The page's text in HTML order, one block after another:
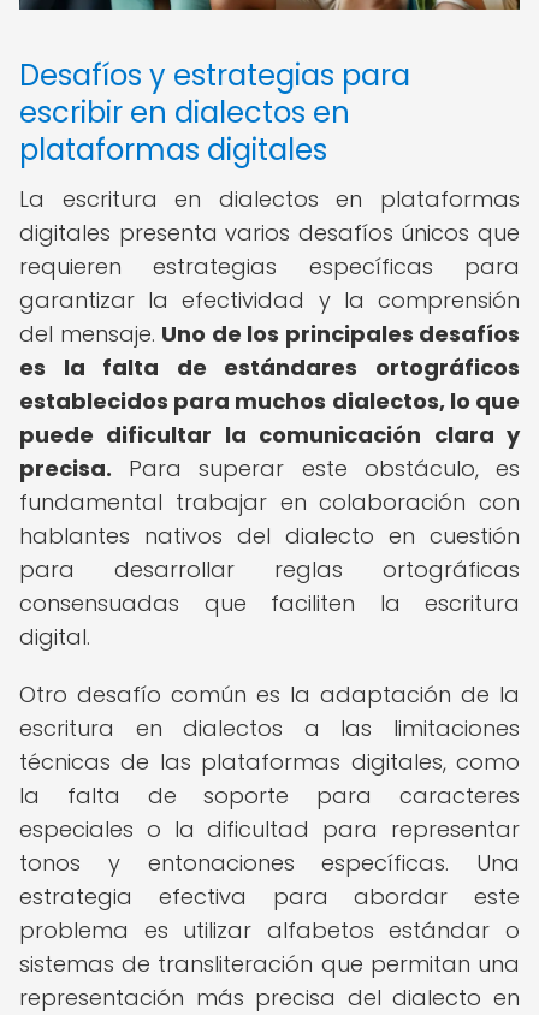
Desafíos y estrategias para
escribir en dialectos en
plataformas digitales
La escritura en dialectos en plataformas
digitales presenta varios desafíos únicos que
requieren estrategias específicas para
garantizar la efectividad y la comprensión
del mensaje. Uno de los principales desafíos
es la falta de estándares ortográficos
establecidos para muchos dialectos, lo que
puede dificultar la comunicación clara y
precisa. Para superar este obstáculo, es
fundamental trabajar en colaboración con
hablantes nativos del dialecto en cuestión
para desarrollar reglas ortográficas
consensuadas que faciliten la escritura
digital.
Otro desafío común es la adaptación de la
escritura en dialectos a las limitaciones
técnicas de las plataformas digitales, como
la falta de soporte para caracteres
especiales o la dificultad para representar
tonos y entonaciones específicas. Una
estrategia efectiva para abordar este
problema es utilizar alfabetos estándar o
sistemas de transliteración que permitan una
representación más precisa del dialecto en